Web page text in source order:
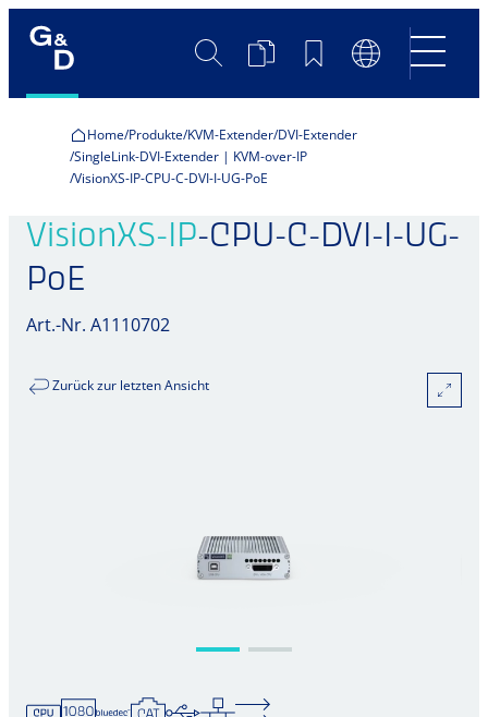
SucheProduktvergleich
Merkliste
Home Produkte KVM-Extender DVI-Extender
SingleLink-DVI-Extender | KVM-over-IP
VisionXS-IP-CPU-C-DVI-I-UG-PoE
VisionXS-IP-CPU-C-DVI-I-UG-
PoE
Art.-Nr. A1110702
Zurück zur letzten Ansicht